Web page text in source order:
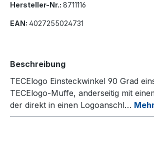
Hersteller-Nr.: 8711116
EAN: 4027255024731
Beschreibung
TECElogo Einsteckwinkel 90 Grad
TECElogo-Muffe, anderseitig mit
der direkt in einen Logoanschl… Mehr